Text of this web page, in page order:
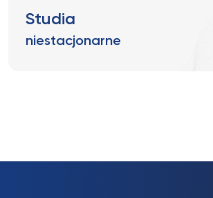
Studia
niestacjonarne